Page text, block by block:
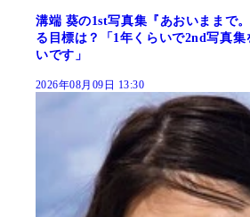
溝端 葵の1st写真集『あおいままで
る目標は？「1年くらいで2nd写真
いです」
2026年08月09日 13:30